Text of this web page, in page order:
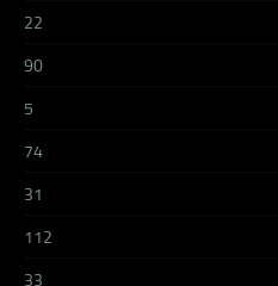
22
90
5
74
31
112